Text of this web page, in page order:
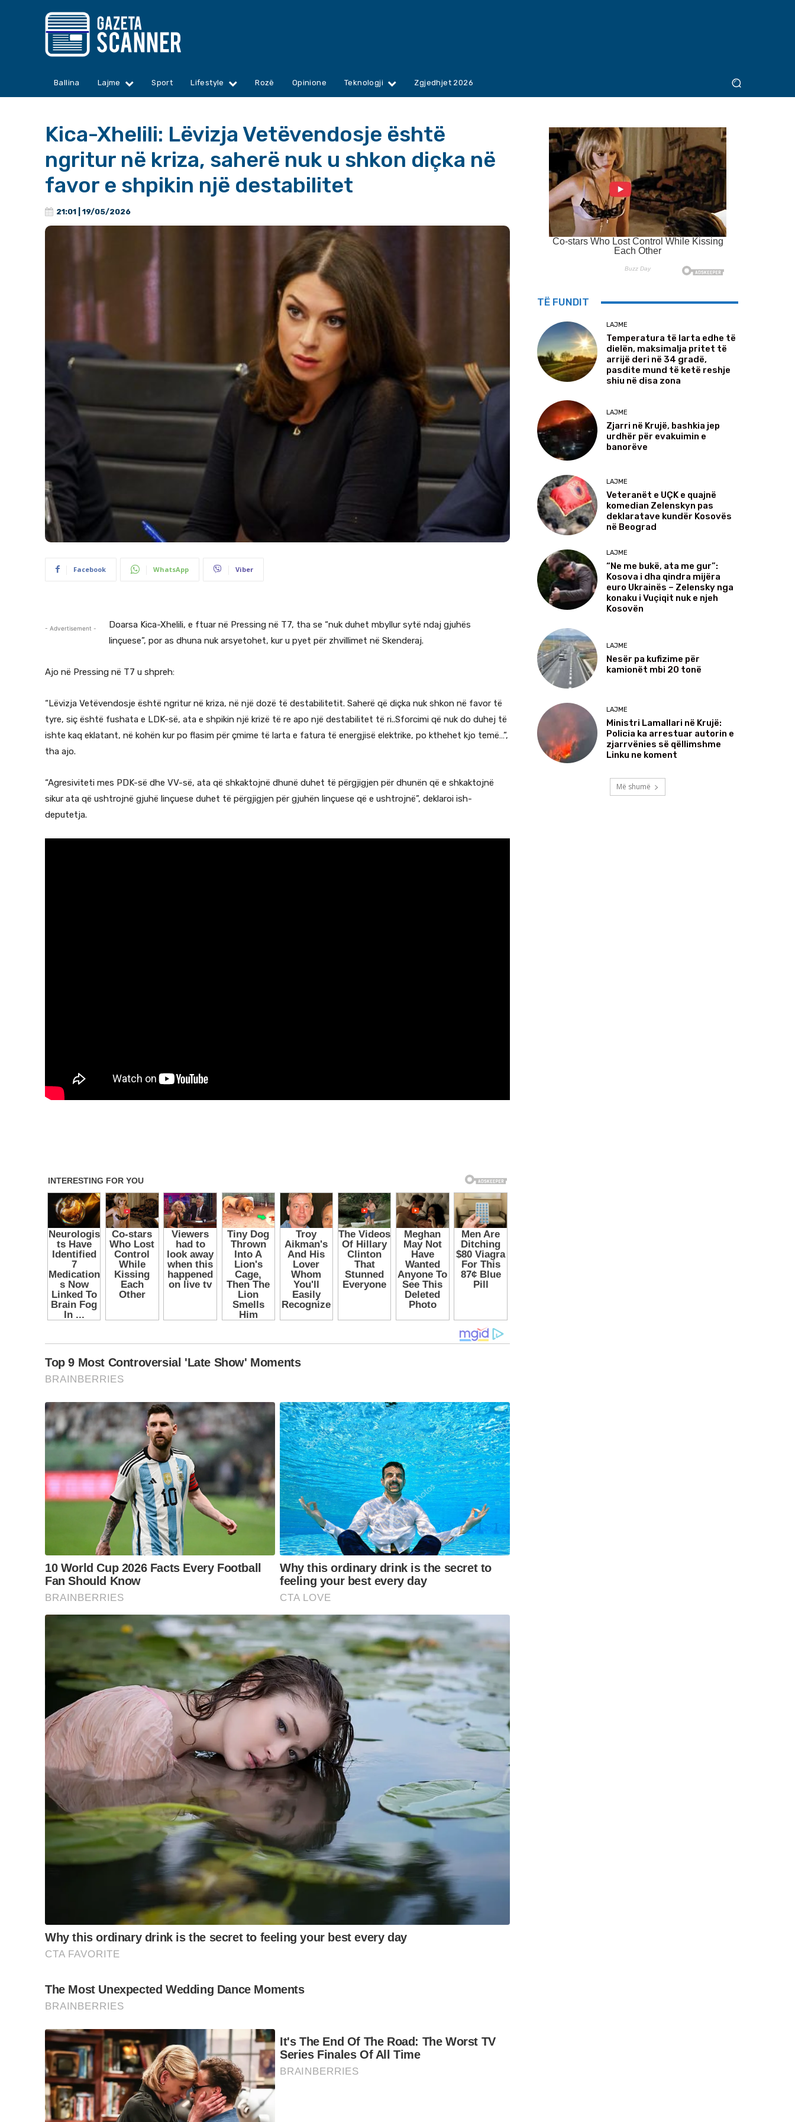
Ballina Lajme Sport Lifestyle Rozë Opinione Teknologji Zgjedhjet 2026
Kica-Xhelili: Lëvizja Vetëvendosje është
ngritur në kriza, saherë nuk u shkon diçka në
favor e shpikin një destabilitet
21:01 | 19/05/2026
Facebook WhatsApp Viber
- Advertisement -
Doarsa Kica-Xhelili, e ftuar në Pressing në T7, tha se “nuk duhet mbyllur sytë ndaj gjuhës
linçuese”, por as dhuna nuk arsyetohet, kur u pyet për zhvillimet në Skenderaj.
Ajo në Pressing në T7 u shpreh:
“Lëvizja Vetëvendosje është ngritur në kriza, në një dozë të destabilitetit. Saherë që diçka nuk shkon në favor të
tyre, siç është fushata e LDK-së, ata e shpikin një krizë të re apo një destabilitet të ri..Sforcimi që nuk do duhej të
ishte kaq eklatant, në kohën kur po flasim për çmime të larta e fatura të energjisë elektrike, po kthehet kjo temë…”,
tha ajo.
“Agresiviteti mes PDK-së dhe VV-së, ata që shkaktojnë dhunë duhet të përgjigjen për dhunën që e shkaktojnë
sikur ata që ushtrojnë gjuhë linçuese duhet të përgjigjen për gjuhën linçuese që e ushtrojnë”, deklaroi ish-
deputetja.
TË FUNDIT
LAJME
Temperatura të larta edhe të
dielën, maksimalja pritet të
arrijë deri në 34 gradë,
pasdite mund të ketë reshje
shiu në disa zona
LAJME
Zjarri në Krujë, bashkia jep
urdhër për evakuimin e
banorëve
LAJME
Veteranët e UÇK e quajnë
komedian Zelenskyn pas
deklaratave kundër Kosovës
në Beograd
LAJME
“Ne me bukë, ata me gur”:
Kosova i dha qindra mijëra
euro Ukrainës – Zelensky nga
konaku i Vuçiqit nuk e njeh
Kosovën
LAJME
Nesër pa kufizime për
kamionët mbi 20 tonë
LAJME
Ministri Lamallari në Krujë:
Policia ka arrestuar autorin e
zjarrvënies së qëllimshme
Linku ne koment
Më shumë